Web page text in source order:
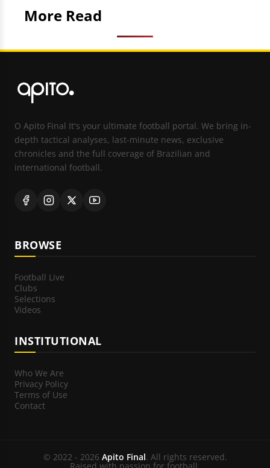
More Read
O Apito Final It's your ultimate football portal. We bring in-
depth tactical analyses, last-minute news, exclusive
chronicles and the full coverage of Brazilian and
international football.
BROWSE
Football Live
Clubs
Selections
Videos
INSTITUTIONAL
Who We Are
Privacy Policy
Terms of Use
Contact
© 2022 - 2026 Apito Final. All rights reserved.
Raised with passion for football.